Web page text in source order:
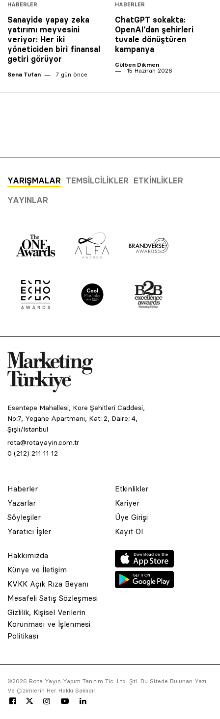
HABERLER
Sanayide yapay zeka
yatırımı meyvesini
veriyor: Her iki
yöneticiden biri finansal
getiri görüyor
Sena Tufan 7 gün önce
HABERLER
ChatGPT sokakta:
OpenAI’dan şehirleri
tuvale dönüştüren
kampanya
Gülben Dikmen
15 Haziran 2026
YARIŞMALAR TEMSILCILIKLER ETKINLIKLER
YAYINLAR
Esentepe Mahallesi, Kore Şehitleri Caddesi,
No:7, Yegane Apartmanı, Kat: 2, Daire: 4,
Şişli/İstanbul
rota@rotayayin.com.tr
0 (212) 211 11 12
Haberler
Yazarlar
Söyleşiler
Yaratıcı İşler
Etkinlikler
Kariyer
Üye Girişi
Kayıt Ol
Hakkımızda
Künye ve İletişim
KVKK Açık Rıza Beyanı
Mesafeli Satış Sözleşmesi
Gizlilik, Kişisel Verilerin
Korunması ve İşlenmesi
Politikası
©2026 Rota Yayın Yapım Tanıtım Tic. Ltd. Şti. Bu Sitede Bulunan Yazı
Ve Çizimlerin Her Hakkı Saklıdır.
© 2001 Rota Yayın Yapım Tanıtım Tic. Ltd. Şti. Bu Sitede Bulunan
Asquared WordPress Agencytarafından tasarlanmış ve